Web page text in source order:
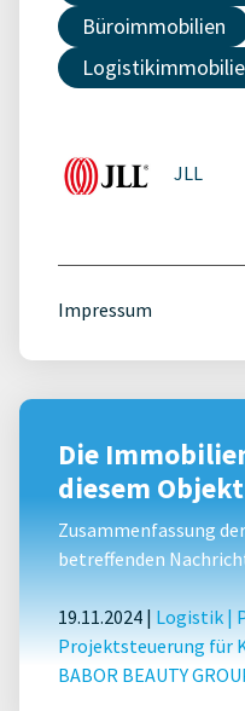
Büroimmobilien
JLL
Impressum
Die
diesem Objekt
Zusammenfassung
betreffenden
19.11.2024 | Logistik |
Projektsteuerung für
BABOR BEAUTY